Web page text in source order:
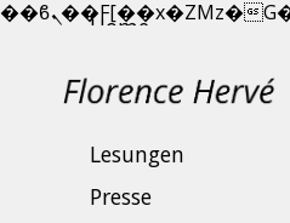
Home
Publikationen
Lesungen
Presse